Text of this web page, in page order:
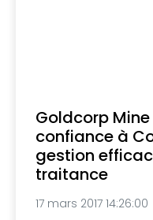
Goldcorp
confiance à
gestion
traitance
17 mars 2017 14:26:00